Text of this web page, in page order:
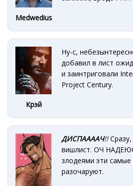
Medwedius
Крэй
Ну-с,
добавил в лист
и заинтриговали
Project Century .
ДИСПААААЧ!!Сразу,
вишлист. ОЧ
злодеями эти
разочаруют.